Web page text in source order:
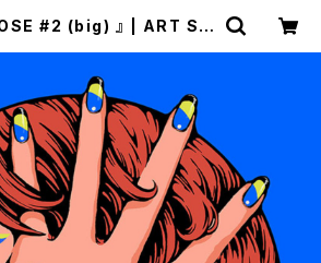
#2 (big) 』 | ART SP